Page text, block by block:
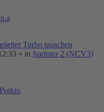
Turbo tauschen
» in Sprinter 2 (NCV3)